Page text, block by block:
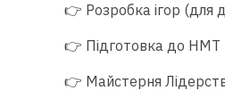
👉 Розробка ігор (для
👉 Підготовка до НМТ
👉 Майстерня